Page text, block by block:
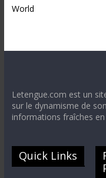
World
Letengue.com est un
sur le dynamisme de
informations fraîches
Quick Links